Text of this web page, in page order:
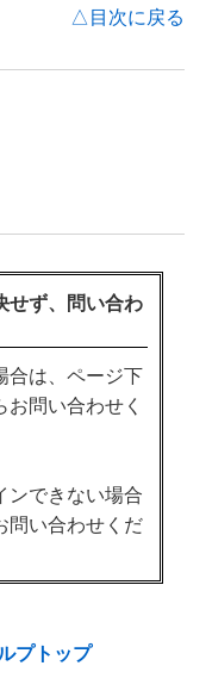
△目次に戻る
せず、問い合わ
合は、ページ下
問い合わせく
ンできない場合
問い合わせくだ
プトップ